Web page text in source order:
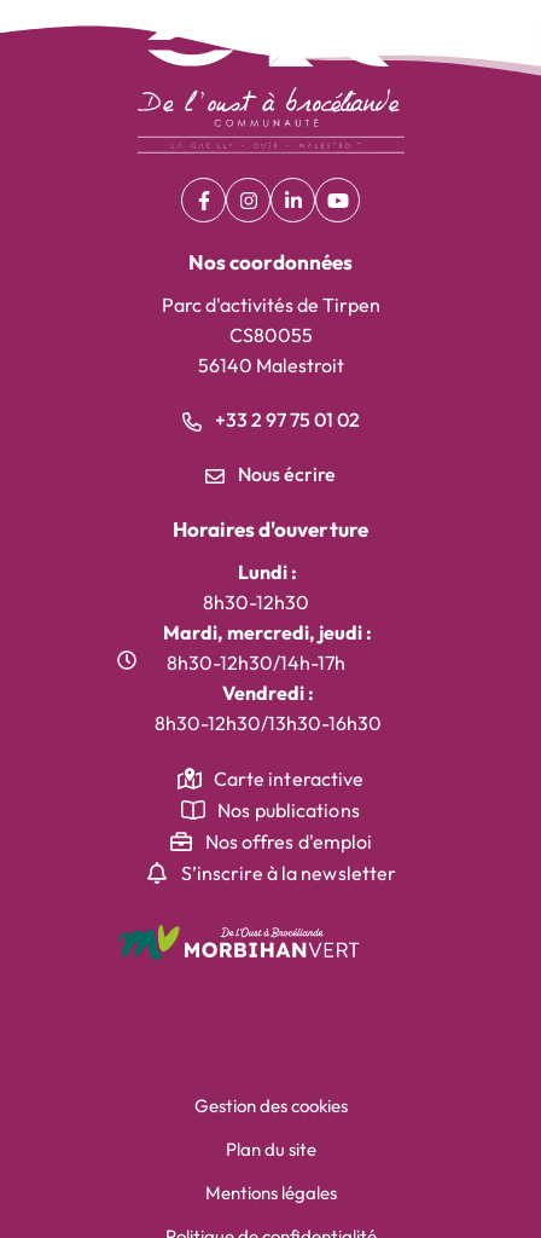
Facebook
(ouverture dans un nouvel onglet)
Instagram
(ouverture dans un nouvel onglet)
Linkedin
(ouverture dans un nouvel
YouTube
(ouverture dans un
Nos coordonnées
Parc d'activités de Tirpen
CS80055
56140 Malestroit
+33 2 97 75 01 02
Nous écrire
Horaires d'ouverture
Lundi :
8h30-12h30
Mardi, mercredi, jeudi :
8h30-12h30/14h-17h
Vendredi :
8h30-12h30/13h30-16h30
Carte interactive
Nos publications
Nos offres d'emploi
S’inscrire à la newsletter
Gestion des cookies
Plan du site
Mentions légales